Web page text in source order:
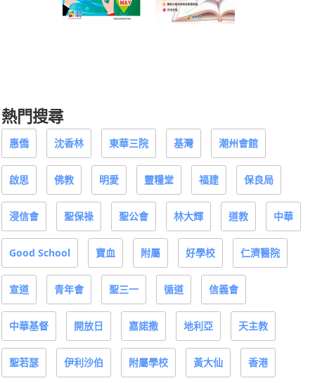
熱門搜尋
惠僑 沈香林 東華三院 基灣 潮州會館
啟思 佛教 明愛 靈糧堂 福建 保良局
浸信會 聖保祿 聖公會 林大輝 道教 中華
Good School 寶血 附屬 好學校 仁濟醫院
宣道 青年會 聖三一 循道 信義會
中華基督 開放日 嘉諾撒 地利亞 天主教
聖若瑟 伊利沙伯 附屬學校 黃大仙 香港